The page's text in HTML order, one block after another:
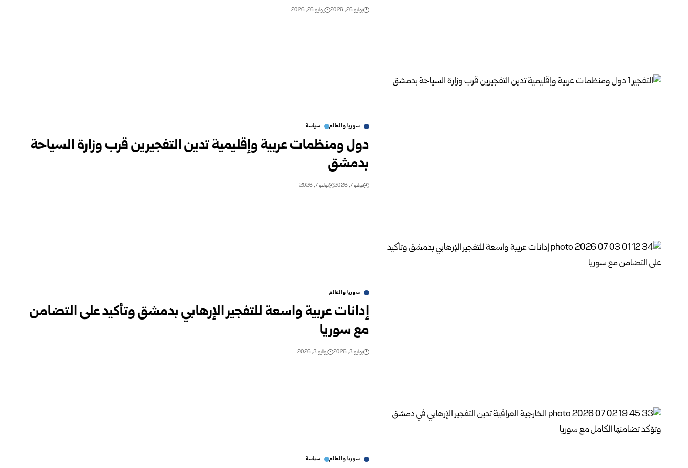
يوليو 26, 2026 يوليو 26, 2026
سوريا والعالم سياسة
دول ومنظمات عربية وإقليمية تدين التفجيرين قرب وزارة السياحة
بدمشق ‏
يوليو 7, 2026 يوليو 7, 2026
سوريا والعالم
إدانات عربية واسعة للتفجير الإرهابي بدمشق وتأكيد على التضامن
مع سوريا
يوليو 3, 2026 يوليو 3, 2026
سوريا والعالم سياسة